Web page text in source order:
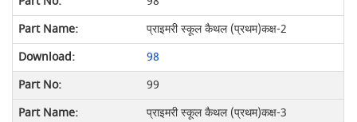
प्राइमरी स्कूल कैथल (प्रथम)कक्ष-2
98
99
प्राइमरी स्कूल कैथल (प्रथम)कक्ष-3